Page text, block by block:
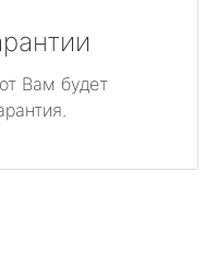
Вам будет